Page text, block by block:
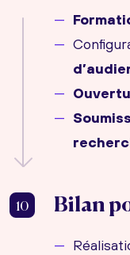
10 Bilan